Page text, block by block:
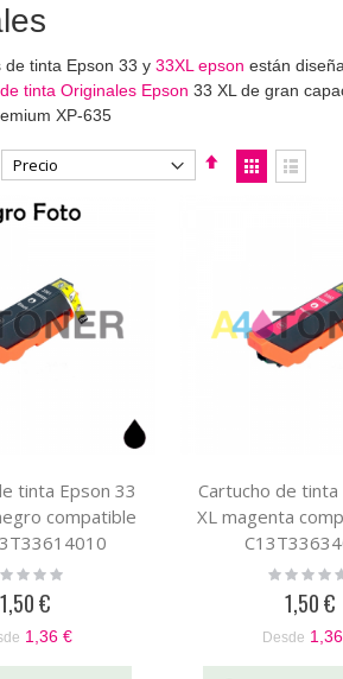
de tinta Epson 33 y 33XL epson están
tinta Originales Epson 33 XL de gran
XP-635
Fijar
Dirección
Ver
como
tinta Epson 33
compatible
1,50 €
1,36 €
Cartucho de tinta
XL magenta
Rating:
1,50 €
Desde